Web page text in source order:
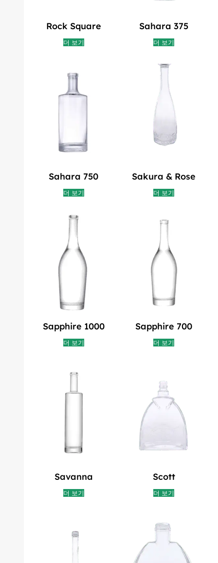
Rock Square
더 보기
Sahara 375
더 보기
Sahara 750
더 보기
Sakura & Rose
더 보기
Sapphire 1000
더 보기
Sapphire 700
더 보기
Savanna
더 보기
Scott
더 보기